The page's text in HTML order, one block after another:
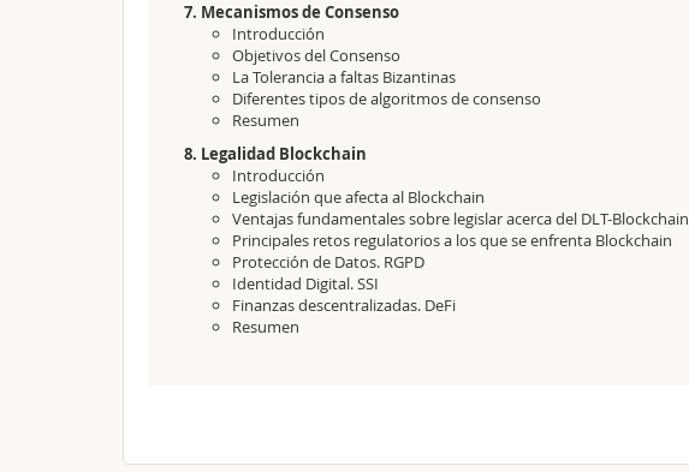
7. Mecanismos de Consenso
Introducción
Objetivos del Consenso
La Tolerancia a faltas Bizantinas
Diferentes tipos de algoritmos de consenso
Resumen
8. Legalidad Blockchain
Introducción
Legislación que afecta al Blockchain
Ventajas fundamentales sobre legislar acerca del DLT-Blockchain
Principales retos regulatorios a los que se enfrenta Blockchain
Protección de Datos. RGPD
Identidad Digital. SSI
Finanzas descentralizadas. DeFi
Resumen